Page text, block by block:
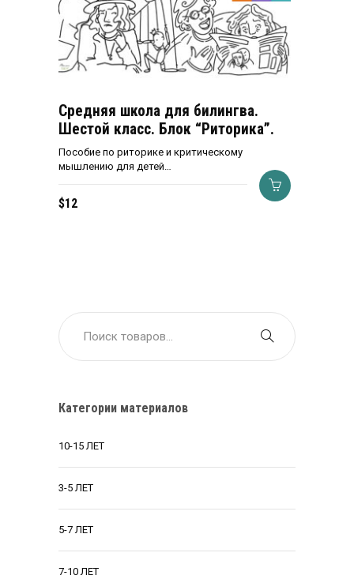
Средняя школа для билингва.
Шестой класс. Блок “Риторика”.
Пособие по риторике и критическому
мышлению для детей…
$12
Категории материалов
10-15 ЛЕТ
3-5 ЛЕТ
5-7 ЛЕТ
7-10 ЛЕТ